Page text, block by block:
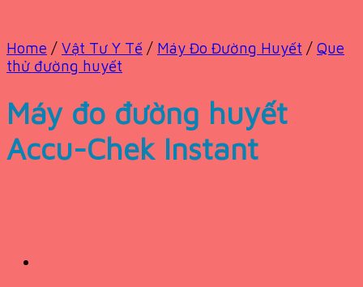
Home / Vật Tư Y Tế / Máy Đo Đường Huyết / Que
thử đường huyết
Máy đo đường huyết
Accu-Chek Instant